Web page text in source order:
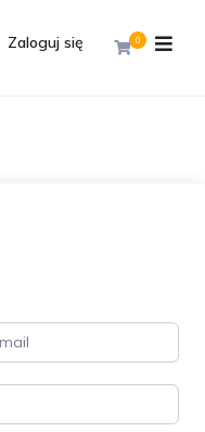
0
Zaloguj się